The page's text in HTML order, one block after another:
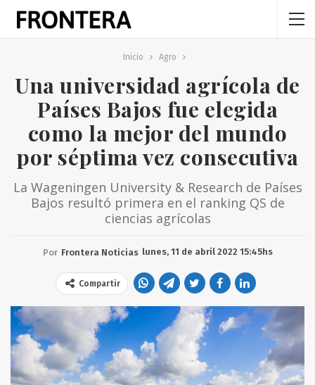
Inicio Agro
Una universidad agrícola de
Países Bajos fue elegida
como la mejor del mundo
por séptima vez consecutiva
La Wageningen University & Research de Países
Bajos resultó primera en el ranking QS de
ciencias agrícolas
Por Frontera Noticias lunes, 11 de abril 2022 15:45hs
Compartir